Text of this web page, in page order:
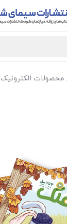
محصولات الکترونیک